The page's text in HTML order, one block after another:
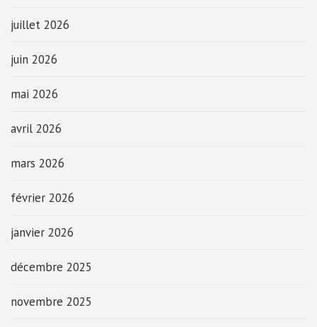
juillet 2026
juin 2026
mai 2026
avril 2026
mars 2026
février 2026
janvier 2026
décembre 2025
novembre 2025